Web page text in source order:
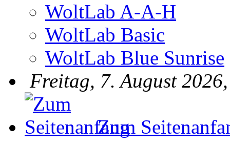
WoltLab A-A-H
WoltLab Basic
WoltLab Blue Sunrise
Freitag, 7. August
Zum